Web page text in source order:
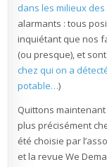
dans les milieux
alarmants : tous
inquiétant que nos
(ou presque), et
chez qui on a
potable…)
Quittons
plus précisément
été choisie par
et la revue We